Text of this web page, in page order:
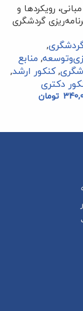
رویکردها و
گردشگری
,
, منابع
,کنکور ارشد,
دکتری
تومان